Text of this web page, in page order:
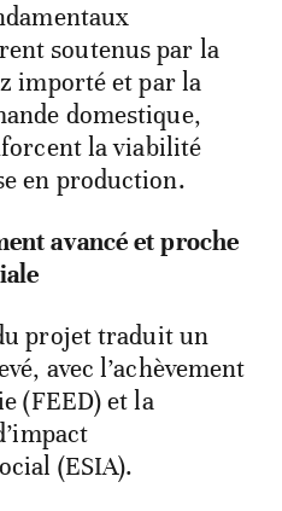
soutenus par la
importé et par la
domestique,
la viabilité
en production.
avancé et proche
projet traduit un
avec l’achèvement
(FEED) et la
(ESIA).